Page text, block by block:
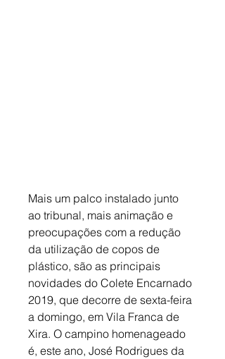
Mais um palco instalado junto
ao tribunal, mais animação e
preocupações com a redução
da utilização de copos de
plástico, são as principais
novidades do Colete Encarnado
2019, que decorre de sexta-feira
a domingo, em Vila Franca de
Xira. O campino homenageado
é, este ano, José Rodrigues da